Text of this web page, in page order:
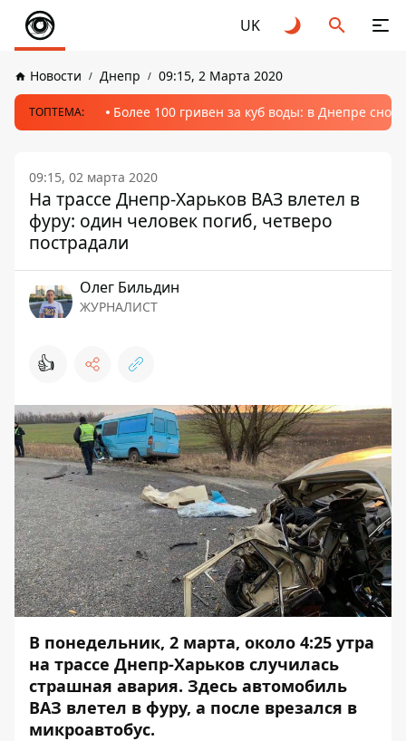
UK
Новости Днепр 09:15, 2 Марта 2020
ТОПТЕМА: Более 100 гривен за куб воды: в Днепре
09:15, 02 марта 2020
На трассе Днепр-Харьков ВАЗ влетел в
фуру: один человек погиб, четверо
пострадали
Олег Бильдин
ЖУРНАЛИСТ
👍
В понедельник, 2 марта, около 4:25 утра
на трассе Днепр-Харьков случилась
страшная авария. Здесь автомобиль
ВАЗ влетел в фуру, а после врезался в
микроавтобус.